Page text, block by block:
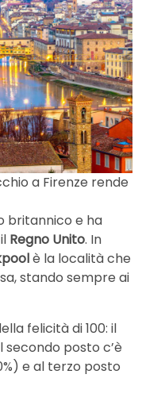
a Firenze rende
britannico e ha
Regno Unito. In
è la località che
stando sempre ai
felicità di 100: il
secondo posto c’è
e al terzo posto